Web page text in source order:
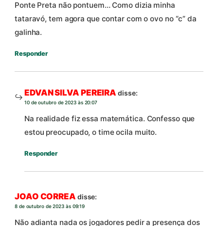
Ponte Preta não pontuem… Como dizia minha
tataravó, tem agora que contar com o ovo no “c” da
galinha.
Responder
EDVAN SILVA PEREIRA disse:
10 de outubro de 2023 às 20:07
Na realidade fiz essa matemática. Confesso que
estou preocupado, o time ocila muito.
Responder
JOAO CORREA disse:
8 de outubro de 2023 às 09:19
Não adianta nada os jogadores pedir a presença dos